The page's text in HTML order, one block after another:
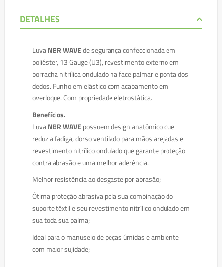
DETALHES
LuvaNBR WAVEde segurança confeccionada em
poliéster, 13 Gauge (U3), revestimento externo em
borracha nitrílica ondulado na face palmar e ponta dos
dedos. Punho em elástico com acabamento em
overloque. Com propriedade eletrostática.
Benefícios.
LuvaNBR WAVEpossuem design anatômico que
reduz a fadiga, dorso ventilado para mãos arejadas e
revestimento nitrílico ondulado que garante proteção
contra abrasão e uma melhor aderência.
Melhor resistência ao desgaste por abrasão;
Ótima proteção abrasiva pela sua combinação do
suporte têxtil e seu revestimento nitrílico ondulado em
sua toda sua palma;
Ideal para o manuseio de peças úmidas e ambiente
com maior sujidade;